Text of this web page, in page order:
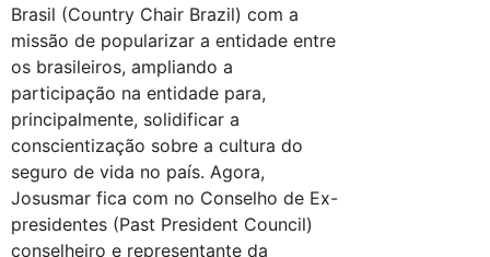
Brasil (Country Chair Brazil) com a
missão de popularizar a entidade entre
os brasileiros, ampliando a
participação na entidade para,
principalmente, solidificar a
conscientização sobre a cultura do
seguro de vida no país. Agora,
Josusmar fica com no Conselho de Ex-
presidentes (Past President Council)
conselheiro e representante da